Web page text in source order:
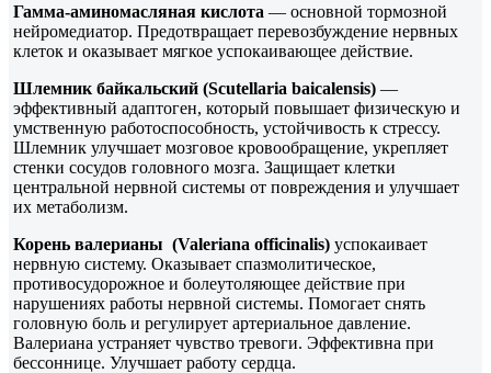
Гамма-аминомасляная кислота — основной тормозной
нейромедиатор. Предотвращает перевозбуждение нервных
клеток и оказывает мягкое успокаивающее действие.
Шлемник байкальский (Scutellaria baicalensis) —
эффективный адаптоген, который повышает физическую и
умственную работоспособность, устойчивость к стрессу.
Шлемник улучшает мозговое кровообращение, укрепляет
стенки сосудов головного мозга. Защищает клетки
центральной нервной системы от повреждения и улучшает
их метаболизм.
Корень валерианы (Valeriana officinalis) успокаивает
нервную систему. Оказывает спазмолитическое,
противосудорожное и болеутоляющее действие при
нарушениях работы нервной системы. Помогает снять
головную боль и регулирует артериальное давление.
Валериана устраняет чувство тревоги. Эффективна при
бессоннице. Улучшает работу сердца.